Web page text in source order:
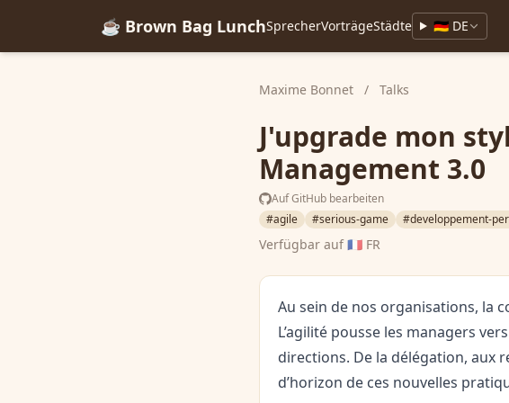
☕ Brown Bag LunchSprecherVorträgeStädte 🇩🇪 DE
Maxime Bonnet / Talks
J'upgrade mon
Management 3.0
Auf GitHub bearbeiten
#agile
#serious-game #developpement-
Verfügbar auf🇫🇷 FR
Au sein de nos organisations, la
L’agilité pousse les managers
directions. De la délégation, aux
d’horizon de ces nouvelles